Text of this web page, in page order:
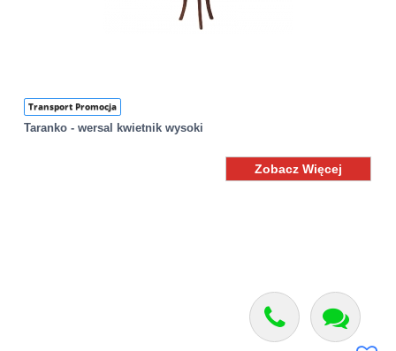
Transport Promocja
Taranko - wersal kwietnik wysoki
Zobacz Więcej